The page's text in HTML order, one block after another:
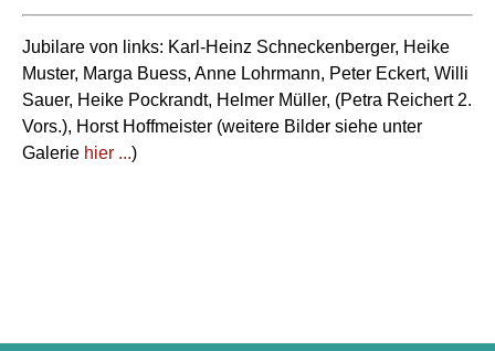
Jubilare von links: Karl-Heinz Schneckenberger, Heike
Muster, Marga Buess, Anne Lohrmann, Peter Eckert, Willi
Sauer, Heike Pockrandt, Helmer Müller, (Petra Reichert 2.
Vors.), Horst Hoffmeister (weitere Bilder siehe unter
Galerie hier ...)